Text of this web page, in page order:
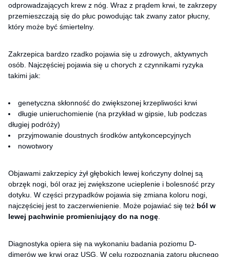
odprowadzających krew z nóg. Wraz z prądem krwi, te zakrzepy
przemieszczają się do płuc powodując tak zwany zator płucny,
który może być śmiertelny.
Zakrzepica bardzo rzadko pojawia się u zdrowych, aktywnych
osób. Najczęściej pojawia się u chorych z czynnikami ryzyka
takimi jak:
genetyczna skłonność do zwiększonej krzepliwości krwi
długie unieruchomienie (na przykład w gipsie, lub podczas
długiej podróży)
przyjmowanie doustnych środków antykoncepcyjnych
nowotwory
Objawami zakrzepicy żył głębokich lewej kończyny dolnej są
obrzęk nogi, ból oraz jej zwiększone ucieplenie i bolesność przy
dotyku. W części przypadków pojawia się zmiana koloru nogi,
najczęściej jest to zaczerwienienie. Może pojawiać się też ból w
lewej pachwinie promieniujący do na nogę
Diagnostyka opiera się na wykonaniu badania poziomu D-
dimerów we krwi oraz USG. W celu rozpoznania zatoru płucnego